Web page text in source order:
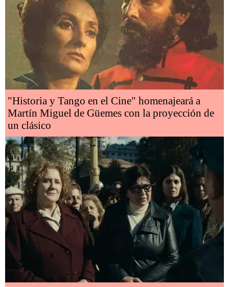
"Historia y Tango en el Cine" homenajeará a
Martín Miguel de Güemes con la proyección de
un clásico